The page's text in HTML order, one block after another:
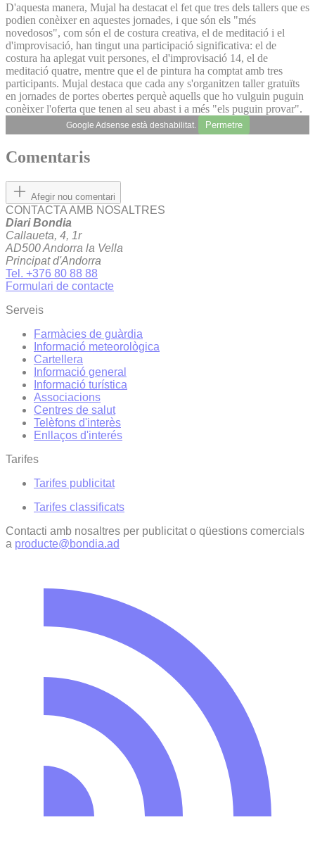
D'aquesta manera, Mujal ha destacat el fet que tres dels tallers que es
podien conèixer en aquestes jornades, i que són els "més
novedosos", com són el de costura creativa, el de meditació i el
d'improvisació, han tingut una participació significativa: el de
costura ha aplegat vuit persones, el d'improvisació 14, el de
meditació quatre, mentre que el de pintura ha comptat amb tres
participants. Mujal destaca que cada any s'organitzen taller gratuïts
en jornades de portes obertes perquè aquells que ho vulguin puguin
conèixer l'oferta que tenen al seu abast i a més "els puguin provar".
Google Adsense està deshabilitat. Permetre
Comentaris
Afegir nou comentari
CONTACTA AMB NOSALTRES
Diari Bondia
Callaueta, 4, 1r
AD500 Andorra la Vella
Principat d'Andorra
Tel. +376 80 88 88
Formulari de contacte
Serveis
Farmàcies de guàrdia
Informació meteorològica
Cartellera
Informació general
Informació turística
Associacions
Centres de salut
Telèfons d'interès
Enllaços d'interés
Tarifes
Tarifes publicitat
Tarifes classificats
Contacti amb nosaltres per publicitat o qüestions comercials
a producte@bondia.ad